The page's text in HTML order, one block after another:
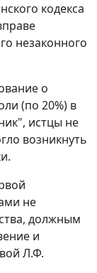
кодекса
незаконного
о
(по 20%) в
истцы не
возникнуть
не
должным
и
Л.Ф.